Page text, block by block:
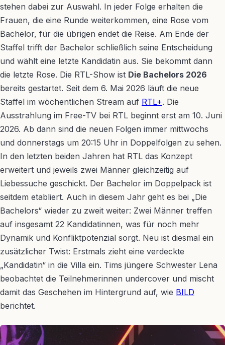
stehen dabei zur Auswahl. In jeder Folge erhalten die
Frauen, die eine Runde weiterkommen, eine Rose vom
Bachelor, für die übrigen endet die Reise. Am Ende der
Staffel trifft der Bachelor schließlich seine Entscheidung
und wählt eine letzte Kandidatin aus. Sie bekommt dann
die letzte Rose. Die RTL-Show ist Die Bachelors 2026
bereits gestartet. Seit dem 6. Mai 2026 läuft die neue
Staffel im wöchentlichen Stream auf RTL+. Die
Ausstrahlung im Free-TV bei RTL beginnt erst am 10. Juni
2026. Ab dann sind die neuen Folgen immer mittwochs
und donnerstags um 20:15 Uhr in Doppelfolgen zu sehen.
In den letzten beiden Jahren hat RTL das Konzept
erweitert und jeweils zwei Männer gleichzeitig auf
Liebessuche geschickt. Der Bachelor im Doppelpack ist
seitdem etabliert. Auch in diesem Jahr geht es bei „Die
Bachelors“ wieder zu zweit weiter: Zwei Männer treffen
auf insgesamt 22 Kandidatinnen, was für noch mehr
Dynamik und Konfliktpotenzial sorgt. Neu ist diesmal ein
zusätzlicher Twist: Erstmals zieht eine verdeckte
„Kandidatin“ in die Villa ein. Tims jüngere Schwester Lena
beobachtet die Teilnehmerinnen undercover und mischt
damit das Geschehen im Hintergrund auf, wie BILD
berichtet.